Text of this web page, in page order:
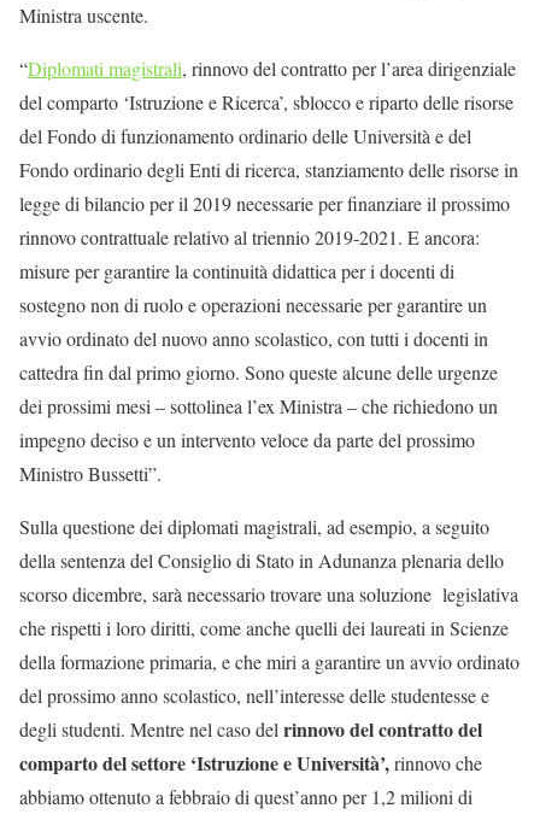
Ministra uscente.
“Diplomati magistrali, rinnovo del contratto per l’area dirigenziale
del comparto ‘Istruzione e Ricerca’, sblocco e riparto delle risorse
del Fondo di funzionamento ordinario delle Università e del
Fondo ordinario degli Enti di ricerca, stanziamento delle risorse in
legge di bilancio per il 2019 necessarie per finanziare il prossimo
rinnovo contrattuale relativo al triennio 2019-2021. E ancora:
misure per garantire la continuità didattica per i docenti di
sostegno non di ruolo e operazioni necessarie per garantire un
avvio ordinato del nuovo anno scolastico, con tutti i docenti in
cattedra fin dal primo giorno. Sono queste alcune delle urgenze
dei prossimi mesi – sottolinea l’ex Ministra – che richiedono un
impegno deciso e un intervento veloce da parte del prossimo
Ministro Bussetti”.
Sulla questione dei diplomati magistrali, ad esempio, a seguito
della sentenza del Consiglio di Stato in Adunanza plenaria dello
scorso dicembre, sarà necessario trovare una soluzione legislativa
che rispetti i loro diritti, come anche quelli dei laureati in Scienze
della formazione primaria, e che miri a garantire un avvio ordinato
del prossimo anno scolastico, nell’interesse delle studentesse e
degli studenti. Mentre nel caso delrinnovo del contratto del
comparto del settore ‘Istruzione e Università’,rinnovo che
abbiamo ottenuto a febbraio di quest’anno per 1,2 milioni di